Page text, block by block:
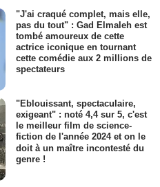
"J'ai craqué complet, mais elle,
pas du tout" : Gad Elmaleh est
tombé amoureux de cette
actrice iconique en tournant
cette comédie aux 2 millions de
spectateurs
"Eblouissant, spectaculaire,
exigeant" : noté 4,4 sur 5, c'est
le meilleur film de science-
fiction de l'année 2024 et on le
doit à un maître incontesté du
genre !